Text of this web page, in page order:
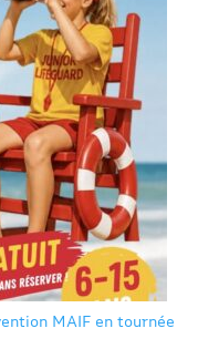
MAIF en tournée